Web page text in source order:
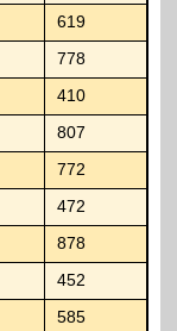
619
778
410
807
772
472
878
452
585